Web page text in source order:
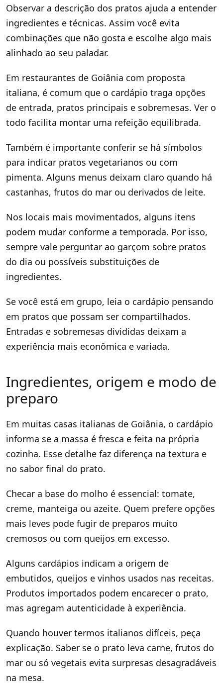
Observar a descrição dos pratos ajuda a entender
ingredientes e técnicas. Assim você evita
combinações que não gosta e escolhe algo mais
alinhado ao seu paladar.
Em restaurantes de Goiânia com proposta
italiana, é comum que o cardápio traga opções
de entrada, pratos principais e sobremesas. Ver o
todo facilita montar uma refeição equilibrada.
Também é importante conferir se há símbolos
para indicar pratos vegetarianos ou com
pimenta. Alguns menus deixam claro quando há
castanhas, frutos do mar ou derivados de leite.
Nos locais mais movimentados, alguns itens
podem mudar conforme a temporada. Por isso,
sempre vale perguntar ao garçom sobre pratos
do dia ou possíveis substituições de
ingredientes.
Se você está em grupo, leia o cardápio pensando
em pratos que possam ser compartilhados.
Entradas e sobremesas divididas deixam a
experiência mais econômica e variada.
Ingredientes, origem e modo de
preparo
Em muitas casas italianas de Goiânia, o cardápio
informa se a massa é fresca e feita na própria
cozinha. Esse detalhe faz diferença na textura e
no sabor final do prato.
Checar a base do molho é essencial: tomate,
creme, manteiga ou azeite. Quem prefere opções
mais leves pode fugir de preparos muito
cremosos ou com queijos em excesso.
Alguns cardápios indicam a origem de
embutidos, queijos e vinhos usados nas receitas.
Produtos importados podem encarecer o prato,
mas agregam autenticidade à experiência.
Quando houver termos italianos difíceis, peça
explicação. Saber se o prato leva carne, frutos do
mar ou só vegetais evita surpresas desagradáveis
na mesa.